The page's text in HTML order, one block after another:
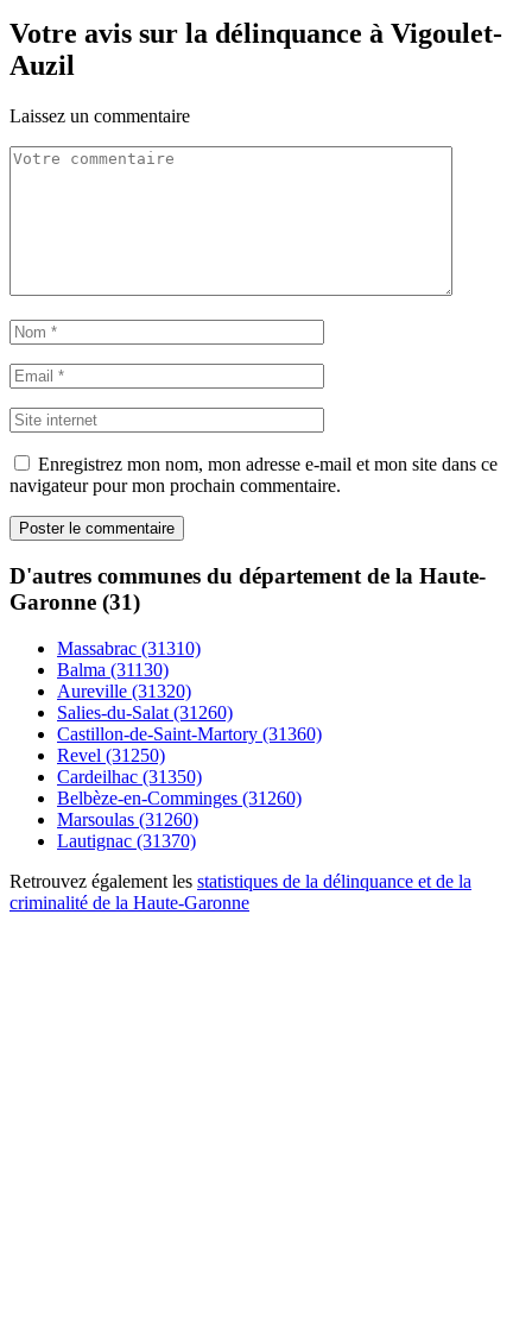
Votre avis sur la délinquance à Vigoulet-
Auzil
Laissez un commentaire
Enregistrez mon nom, mon adresse e-mail et mon site dans ce
navigateur pour mon prochain commentaire.
D'autres communes du département de la Haute-
Garonne (31)
Massabrac (31310)
Balma (31130)
Aureville (31320)
Salies-du-Salat (31260)
Castillon-de-Saint-Martory (31360)
Revel (31250)
Cardeilhac (31350)
Belbèze-en-Comminges (31260)
Marsoulas (31260)
Lautignac (31370)
Retrouvez également les statistiques de la délinquance et de la
criminalité de la Haute-Garonne